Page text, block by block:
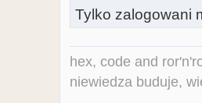
1001 POKE
1002 IF
1003 RETURN
1004 REM --
1005 POKE
Tylko zalogowani
hex, code and
niewiedza buduje,